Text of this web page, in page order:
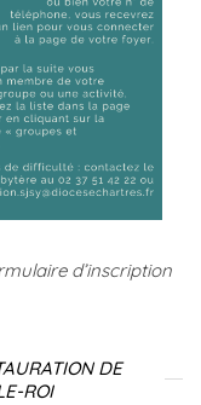
d’inscription
DE
ROI